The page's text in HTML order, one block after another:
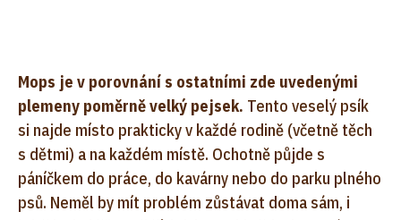
Mops je v porovnání s ostatními zde uvedenými
plemeny poměrně velký pejsek. Tento veselý psík
si najde místo prakticky v každé rodině (včetně těch
s dětmi) a na každém místě. Ochotně půjde s
páníčkem do práce, do kavárny nebo do parku plného
psů. Neměl by mít problém zůstávat doma sám, i